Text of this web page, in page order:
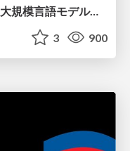
つくって納得、つかって実感！ 大規模言語モデルことはじめ ver2.0
3 900